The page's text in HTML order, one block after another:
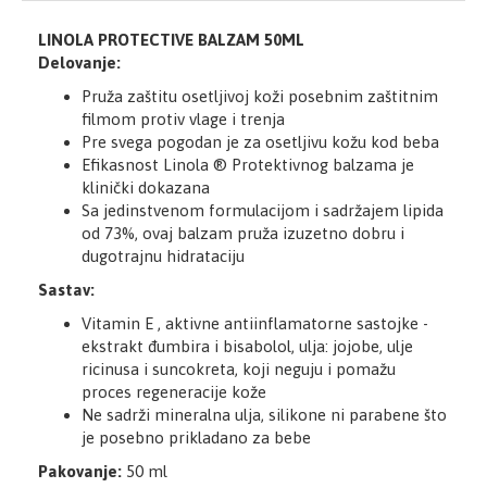
LINOLA PROTECTIVE BALZAM 50ML
Delovanje:
Pruža zaštitu osetljivoj koži posebnim zaštitnim
filmom protiv vlage i trenja
Pre svega pogodan je za osetljivu kožu kod beba
Efikasnost Linola ® Protektivnog balzama je
klinički dokazana
Sa jedinstvenom formulacijom i sadržajem lipida
od 73%, ovaj balzam pruža izuzetno dobru i
dugotrajnu hidrataciju
Sastav:
Vitamin E , aktivne antiinflamatorne sastojke -
ekstrakt đumbira i bisabolol, ulja: jojobe, ulje
ricinusa i suncokreta, koji neguju i pomažu
proces regeneracije kože
Ne sadrži mineralna ulja, silikone ni parabene što
je posebno prikladano za bebe
Pakovanje: 50 ml